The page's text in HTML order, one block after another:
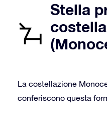
Stella
La costellazione
conferiscono questa